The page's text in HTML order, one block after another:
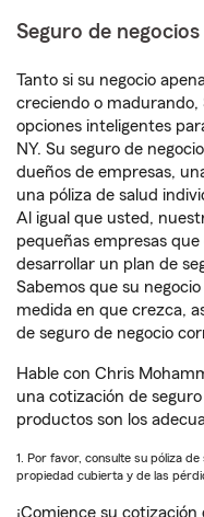
Seguro de negocios
Tanto si su negocio
creciendo o madurando,
opciones inteligentes
NY. Su seguro de
dueños de empresas,
una póliza de salud
Al igual que usted,
pequeñas empresas
desarrollar un plan de
Sabemos que su
medida en que crezca,
de seguro de negocio
Hable con Chris
una cotización de
productos son los
1. Por favor, consulte su póliza
propiedad cubierta y de las
¡Comience su cotización